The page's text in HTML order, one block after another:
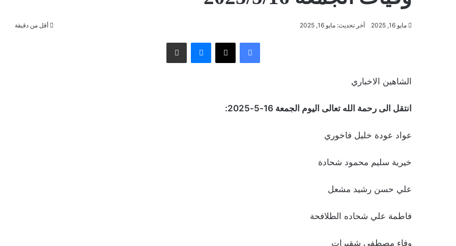
مايو 16, 2025 آخر تحديث: مايو 16, 2025 أقل من دقيقة
فيسبوك ‫X ماسنجر مشاركة عبر البريد
الشاهين الاخباري
انتقل الى رحمة الله تعالى اليوم الجمعة 16-5-2025:
عواد عودة خليل فاخوري
خيرية سليم محمود شحادة
علي حسن رشيد مشعل
فاطمة علي شحاده الطلافحة
وفاء مصطفى شقيرات